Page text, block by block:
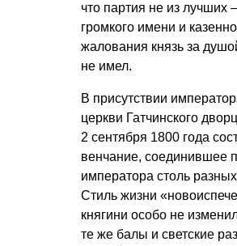
что партия не из лучших
громкого имени и
жалования князь за
не имел.
В присутствии
церкви Гатчинского
2 сентября 1800 года
венчание, соединившее
императора столь
Стиль жизни
княгини особо не
те же балы и светские